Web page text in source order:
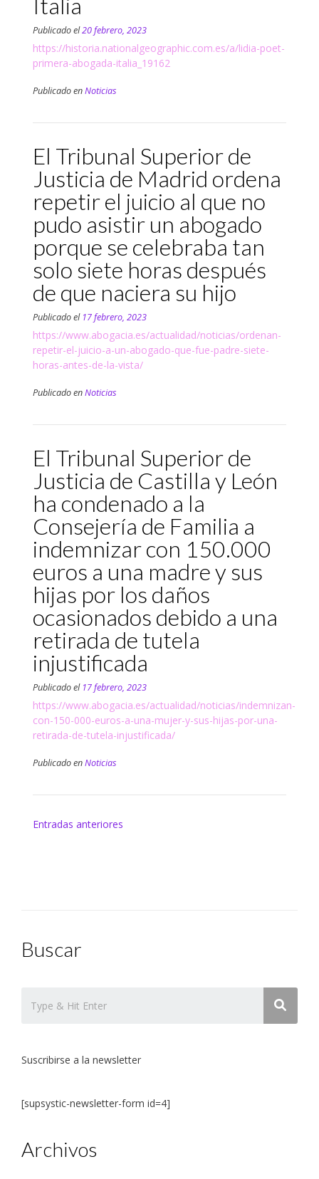
Publicado el20 febrero, 2023
https://historia.nationalgeographic.com.es/a/lidia-poet-
primera-abogada-italia_19162
Publicado enNoticias
El Tribunal Superior de
Justicia de Madrid ordena
repetir el juicio al que no
pudo asistir un abogado
porque se celebraba tan
solo siete horas después
de que naciera su hijo
Publicado el 17 febrero, 2023
https://www.abogacia.es/actualidad/noticias/ordenan-
repetir-el-juicio-a-un-abogado-que-fue-padre-siete-
horas-antes-de-la-vista/
Publicado enNoticias
El Tribunal Superior de
Justicia de Castilla y León
ha condenado a la
Consejería de Familia a
indemnizar con 150.000
euros a una madre y sus
hijas por los daños
ocasionados debido a una
retirada de tutela
injustificada
Publicado el 17 febrero, 2023
https://www.abogacia.es/actualidad/noticias/indemnizan-
con-150-000-euros-a-una-mujer-y-sus-hijas-por-una-
retirada-de-tutela-injustificada/
Publicado enNoticias
Navegación
Entradas anteriores
Buscar
Suscribirse a la newsletter
[supsystic-newsletter-form id=4]
Archivos